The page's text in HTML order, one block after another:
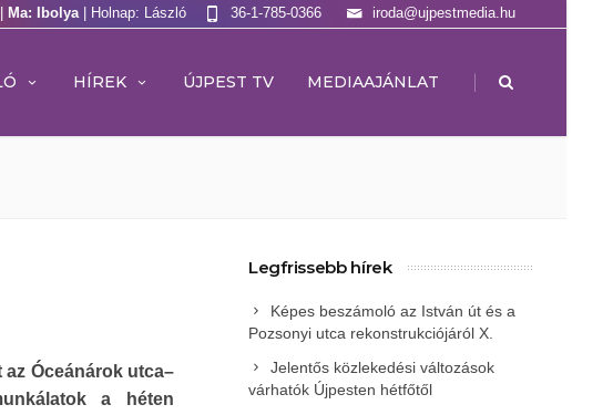
Ma: Ibolya | Holnap: László iroda@ujpestmedia.hu
36-1-785-0366
HÍREK ÚJPEST TV MEDIAAJÁNLAT |
Óceánárok utca–
a héten
Legfrissebb hírek
Képes beszámoló az István út és a
Pozsonyi utca rekonstrukciójáról X.
Jelentős közlekedési változások
várhatók Újpesten hétfőtől